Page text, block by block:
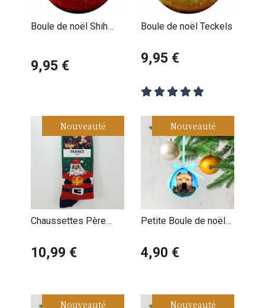
Boule de noël Shih
9,95 €
Boule de noël Teckels
9,95 €
Nouveauté
Chaussettes Père
10,99 €
Nouveauté
Petite Boule de noël
Staffordshire Terrier
4,90 €
Nouveauté Nouveauté